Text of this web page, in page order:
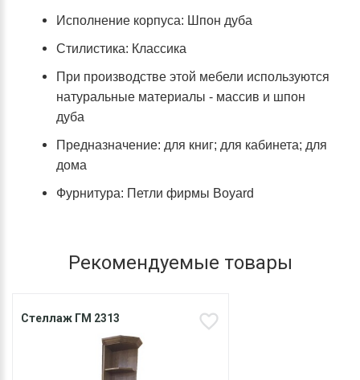
Исполнение корпуса: Шпон дуба
Стилистика: Классика
При производстве этой мебели используются
натуральные материалы - массив и шпон
дуба
Предназначение: для книг; для кабинета; для
дома
Фурнитура: Петли фирмы Boyard
Рекомендуемые товары
Стеллаж ГМ 2313